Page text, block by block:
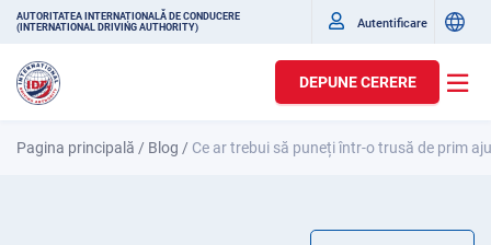
AUTORITATEA INTERNAȚIONALĂ DE CONDUCERE
(INTERNATIONAL DRIVING AUTHORITY)
Autentificare
DEPUNE CERERE
Pagina principală / Blog / Ce ar trebui să puneți într-o trusă de prim